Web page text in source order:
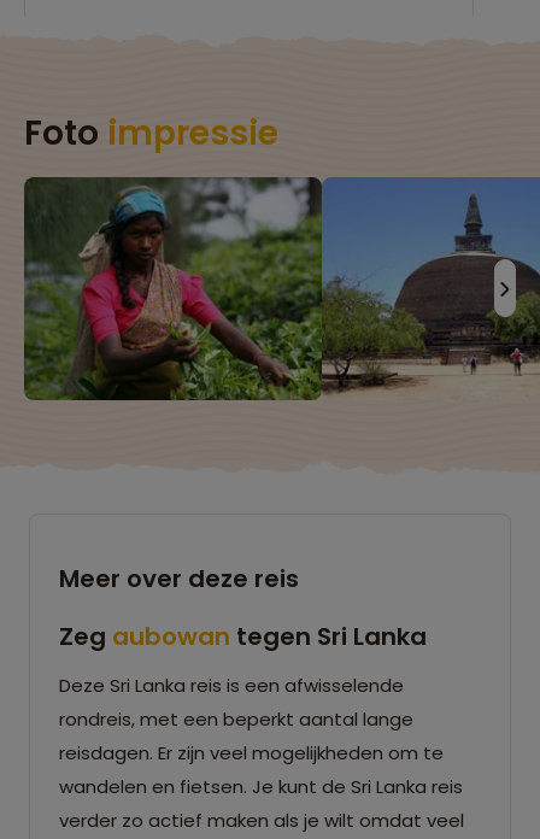
Foto impressie
Meer over deze reis
Zeg aubowan tegen Sri Lanka
Deze Sri Lanka reis is een afwisselende
rondreis, met een beperkt aantal lange
reisdagen. Er zijn veel mogelijkheden om te
wandelen en fietsen. Je kunt de Sri Lanka reis
verder zo actief maken als je wilt omdat veel